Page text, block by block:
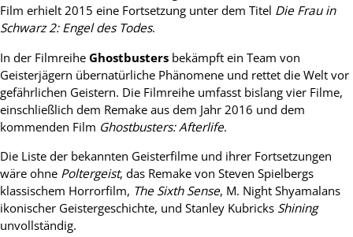
Film erhielt 2015 eine Fortsetzung unter dem Titel Die Frau in
Schwarz 2: Engel des Todes.
In der Filmreihe Ghostbusters bekämpft ein Team von
Geisterjägern übernatürliche Phänomene und rettet die Welt vor
gefährlichen Geistern. Die Filmreihe umfasst bislang vier Filme,
einschließlich dem Remake aus dem Jahr 2016 und dem
kommenden Film Ghostbusters: Afterlife.
Die Liste der bekannten Geisterfilme und ihrer Fortsetzungen
wäre ohne Poltergeist, das Remake von Steven Spielbergs
klassischem Horrorfilm, The Sixth Sense, M. Night Shyamalans
ikonischer Geistergeschichte, und Stanley Kubricks Shining
unvollständig.